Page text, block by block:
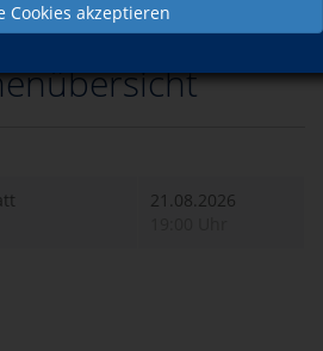
Cookies akzeptieren
21.08.2026